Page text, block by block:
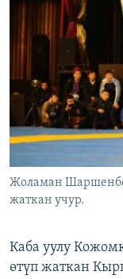
ЭЖЕ-СИҢДИЛЕР
АЗАТТЫК+
ЫҢГАЙСЫЗ
ОНЛАЙН ШЕРИНЕ
ЭЕ/АРнун
Жоламан
жаткан учур.
Каба уулу
өтүп жаткан